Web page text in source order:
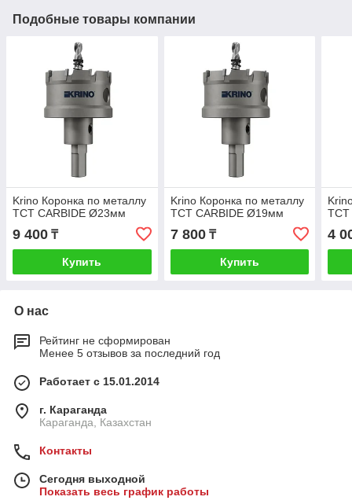
Подобные товары компании
Krino Коронка по металлу
TCT CARBIDE Ø23мм
9 400 ₸
Купить
Krino Коронка по металлу
TCT CARBIDE Ø19мм
7 800₸
Купить
4
О нас
Рейтинг не сформирован
Менее 5 отзывов за последний год
Работает с 15.01.2014
г. Караганда
Караганда, Казахстан
Контакты
Сегодня выходной
Показать весь график работы